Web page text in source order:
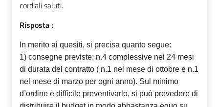
cordiali saluti.
Risposta :
In merito ai quesiti, si precisa quanto segue:
1) consegne previste: n.4 complessive nei 24 mesi
di durata del contratto ( n.1 nel mese di ottobre e n.1
nel mese di marzo per ogni anno). Sul minimo
d’ordine è difficile preventivarlo, si può prevedere di